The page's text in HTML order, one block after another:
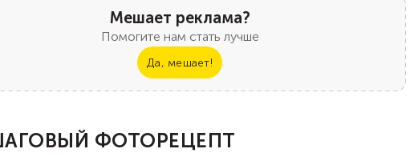
Мешает реклама?
Помогите нам стать лучше
Да, мешает!
ФОТОРЕЦЕПТ